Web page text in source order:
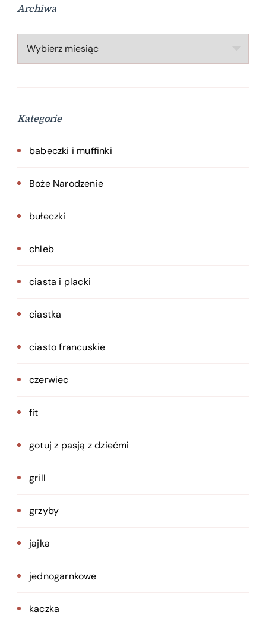
Archiwa
Archiwa
Kategorie
babeczki i muffinki
Boże Narodzenie
bułeczki
chleb
ciasta i placki
ciastka
ciasto francuskie
czerwiec
fit
gotuj z pasją z dziećmi
grill
grzyby
jajka
jednogarnkowe
kaczka